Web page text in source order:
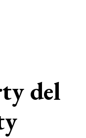
del